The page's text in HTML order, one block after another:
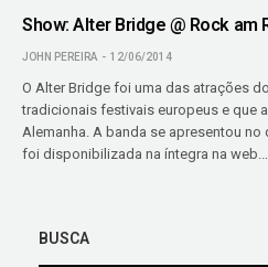
Show: Alter Bridge @ Rock am
JOHN PEREIRA 12/06/2014
O Alter Bridge foi uma das atrações
tradicionais festivais europeus e que
Alemanha. A banda se apresentou
foi disponibilizada na íntegra na web.…
BUSCA